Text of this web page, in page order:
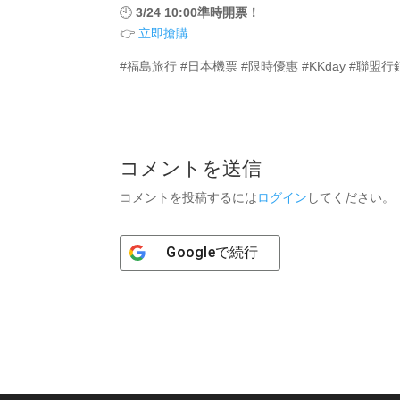
🕙3/24 10:00準時開票！
👉 立即搶購
#福島旅行 #日本機票 #限時優惠 #KKday #聯盟行
コメントを送信
コメントを投稿するにはログイン してください。
Googleで続行